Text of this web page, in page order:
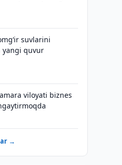
suvlarini
yangi quvur
viloyati biznes
→